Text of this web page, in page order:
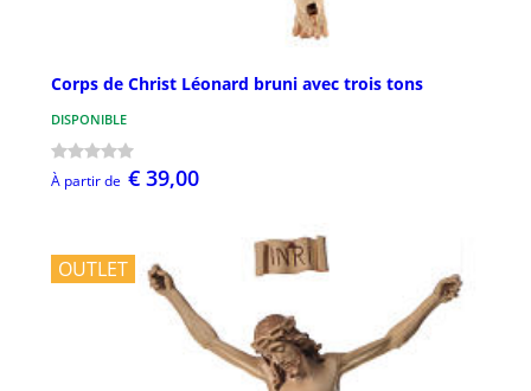
Corps de Christ Léonard bruni avec trois tons
DISPONIBLE
À partir de € 39,00
OUTLET